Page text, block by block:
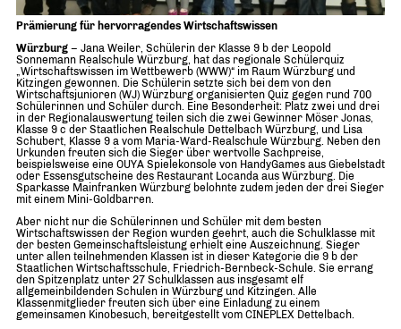
Über uns
Forum „Junge Wirtschaft“ – Mitgliedermagazin
Mitglieder
UNSER NETZWERK
Mitglieder
Senatoren
PROJEKTE
INFORMATIONEN
Ziele
Imagefilm
Merchandising-Klamotten
Prämierung für hervorragendes Wirtschaftswissen
Würzburg – Jana Weiler, Schülerin der Klasse 9 b der Leopold
Sonnemann Realschule Würzburg, hat das regionale Schülerquiz
„Wirtschaftswissen im Wettbewerb (WWW)“ im Raum Würzburg und
Kitzingen gewonnen. Die Schülerin setzte sich bei dem von den
Wirtschaftsjunioren (WJ) Würzburg organisierten Quiz gegen rund 700
Schülerinnen und Schüler durch. Eine Besonderheit: Platz zwei und drei
in der Regionalauswertung teilen sich die zwei Gewinner Möser Jonas,
Klasse 9 c der Staatlichen Realschule Dettelbach Würzburg, und Lisa
Schubert, Klasse 9 a vom Maria-Ward-Realschule Würzburg. Neben den
Urkunden freuten sich die Sieger über wertvolle Sachpreise,
beispielsweise eine OUYA Spielekonsole von HandyGames aus Giebelstadt
oder Essensgutscheine des Restaurant Locanda aus Würzburg. Die
Sparkasse Mainfranken Würzburg belohnte zudem jeden der drei Sieger
mit einem Mini-Goldbarren.
Aber nicht nur die Schülerinnen und Schüler mit dem besten
Wirtschaftswissen der Region wurden geehrt, auch die Schulklasse mit
der besten Gemeinschaftsleistung erhielt eine Auszeichnung. Sieger
unter allen teilnehmenden Klassen ist in dieser Kategorie die 9 b der
Staatlichen Wirtschaftsschule, Friedrich-Bernbeck-Schule. Sie errang
den Spitzenplatz unter 27 Schulklassen aus insgesamt elf
allgemeinbildenden Schulen in Würzburg und Kitzingen. Alle
Klassenmitglieder freuten sich über eine Einladung zu einem
gemeinsamen Kinobesuch, bereitgestellt vom CINEPLEX Dettelbach.